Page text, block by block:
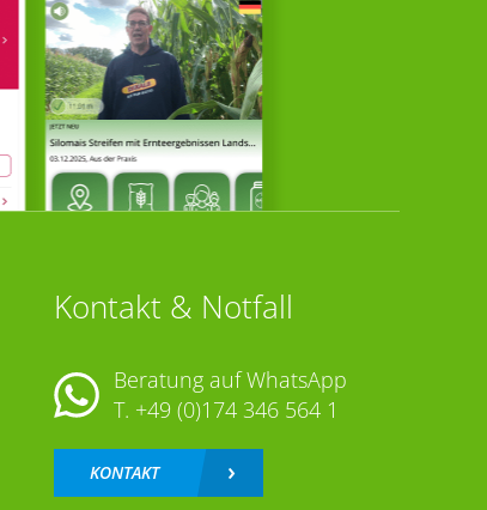
Kontakt & Notfall
Beratung auf WhatsApp
T. +49 (0)174 346 564 1
KONTAKT